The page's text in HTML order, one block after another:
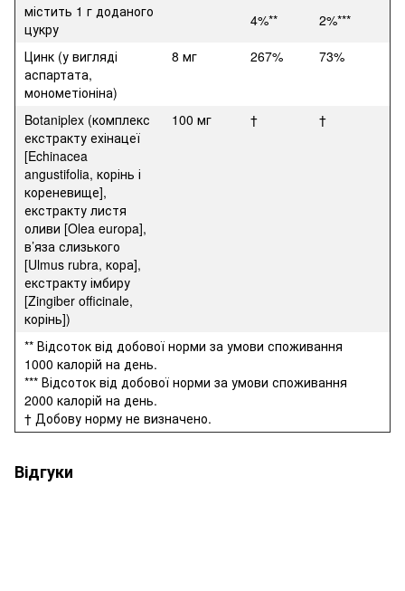
містить 1 г доданого
цукру
4%**
2%***
Цинк (у вигляді
аспартата,
монометіоніна)
8 мг 267% 73%
Botaniplex (комплекс
екстракту ехінацеї
[Echinacea
angustifolia, корінь і
кореневище],
екстракту листя
оливи [Olea europa],
в’яза слизького
[Ulmus rubra, кора],
екстракту імбиру
[Zingiber officinale,
корінь])
100 мг † †
** Відсоток від добової норми за умови споживання
1000 калорій на день.
*** Відсоток від добової норми за умови споживання
2000 калорій на день.
† Добову норму не визначено.
Відгуки